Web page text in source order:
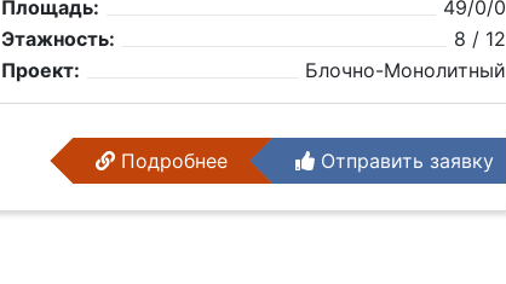
Площадь:
49/0/0
Этажность:
8 / 12
Проект:
Блочно-Монолитный
Подробнее Отправить заявку